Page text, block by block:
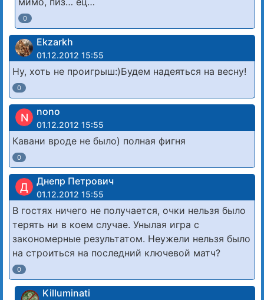
0
Ekzarkh
01.12.2012 15:55
Ну, хоть не проигрыш:)Будем надеяться на весну!
0
N nono
01.12.2012 15:55
Кавани вроде не было) полная фигня
0
Д Днепр Петрович
01.12.2012 15:55
В гостях ничего не получается, очки нельзя было
терять ни в коем случае. Унылая игра с
закономерные результатом. Неужели нельзя было
на строиться на последний ключевой матч?
0
Killuminati